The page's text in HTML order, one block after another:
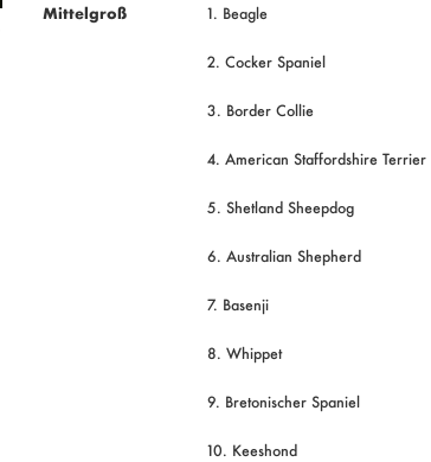
Mittelgroß 1. Beagle
2. Cocker Spaniel
3. Border Collie
4. American Staffordshire Terrier
5. Shetland Sheepdog
6. Australian Shepherd
7. Basenji
8. Whippet
9. Bretonischer Spaniel
10. Keeshond